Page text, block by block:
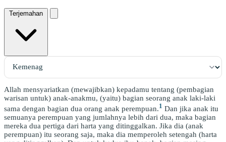
Terjemahan
Allah mensyariatkan (mewajibkan) kepadamu tentang (pembagian
warisan untuk) anak-anakmu, (yaitu) bagian seorang anak laki-laki
sama dengan bagian dua orang anak perempuan.1 Dan jika anak itu
semuanya perempuan yang jumlahnya lebih dari dua, maka bagian
mereka dua pertiga dari harta yang ditinggalkan. Jika dia (anak
perempuan) itu seorang saja, maka dia memperoleh setengah (harta